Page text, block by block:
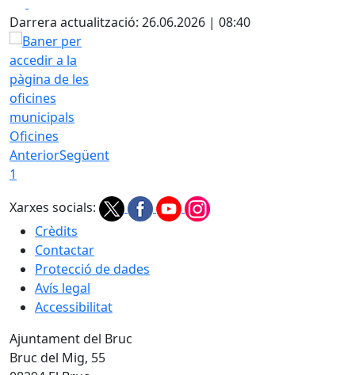
Darrera actualització: 26.06.2026 | 08:40
Oficines
AnteriorSegüent
1
Xarxes socials:
Crèdits
Contactar
Protecció de dades
Avís legal
Accessibilitat
Ajuntament del Bruc
Bruc del Mig, 55